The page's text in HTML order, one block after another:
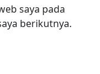
saya pada
berikutnya.